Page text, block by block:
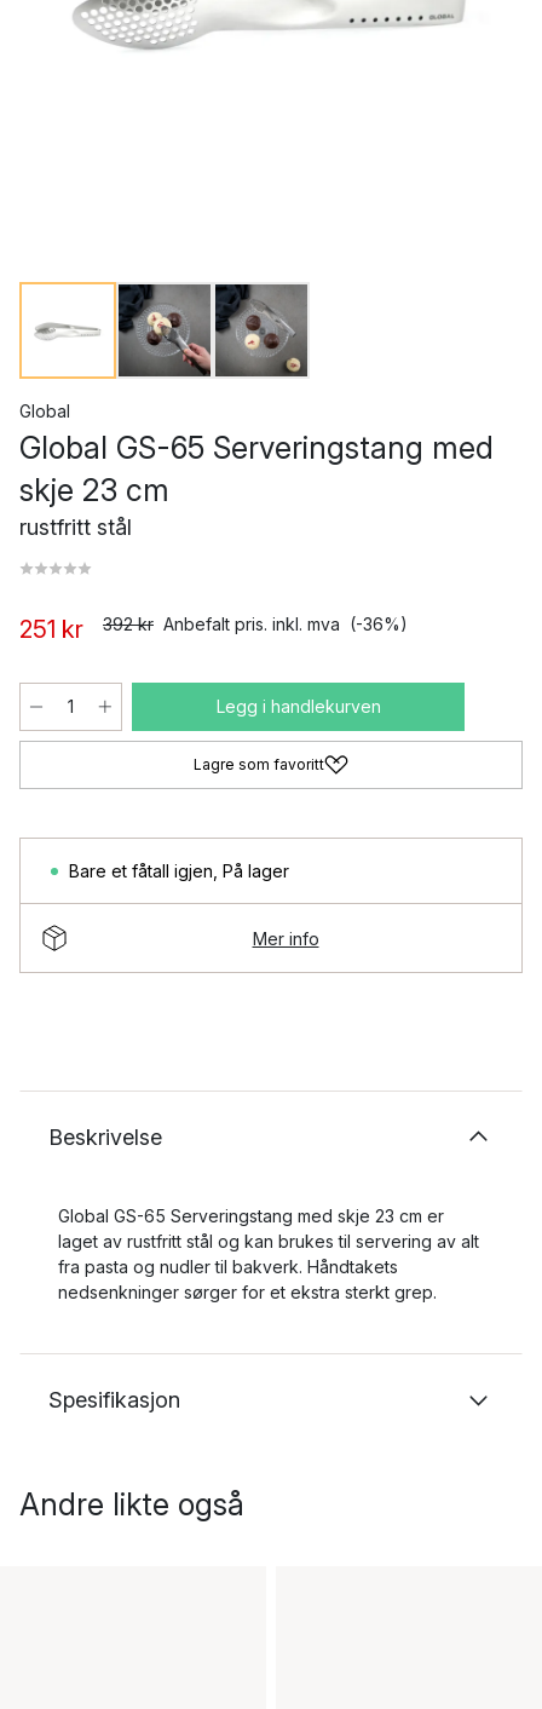
Global
Global GS-65 Serveringstang med
skje 23 cm
rustfritt stål
251 kr 392 kr Anbefalt pris. inkl. mva (-36%)
Legg i handlekurven
Lagre som favoritt
Bare et fåtall igjen På lager
Mer info
Beskrivelse
Global GS-65 Serveringstang med skje 23 cm er
laget av rustfritt stål og kan brukes til servering av alt
fra pasta og nudler til bakverk. Håndtakets
nedsenkninger sørger for et ekstra sterkt grep.
Spesifikasjon
Andre likte også